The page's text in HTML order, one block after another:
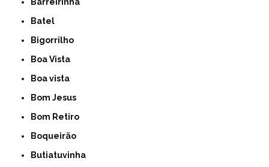
Batel
Bigorrilho
Boa Vista
Boa vista
Bom Jesus
Bom Retiro
Boqueirão
Butiatuvinha